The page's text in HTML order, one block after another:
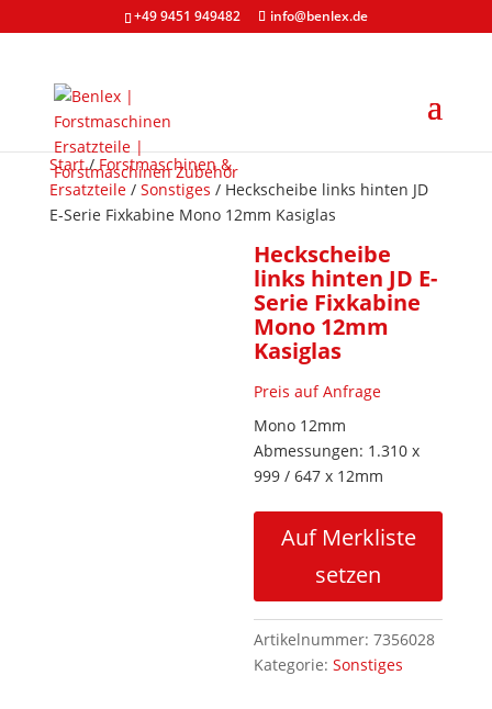
+49 9451 949482 info@benlex.de
Start/Forstmaschinen &
Ersatzteile/ Sonstiges / Heckscheibe links hinten JD
E-Serie Fixkabine Mono 12mm Kasiglas
Heckscheibe
links hinten JD E-
Serie Fixkabine
Mono 12mm
Kasiglas
Preis auf Anfrage
Mono 12mm
Abmessungen: 1.310 x
999 / 647 x 12mm
Auf Merkliste
setzen
Artikelnummer:7356028
Kategorie:Sonstiges